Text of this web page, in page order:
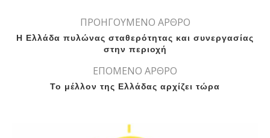
ΠΡΟΗΓΟΥΜΕΝΟ ΑΡΘΡΟ
Η Ελλάδα πυλώνας σταθερότητας και συνεργασίας
στην περιοχή
ΕΠΟΜΕΝΟ ΑΡΘΡΟ
Το μέλλον της Ελλάδας αρχίζει τώρα